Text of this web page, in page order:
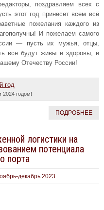
поздравляем всех с
этот год принесет всем всё
пожелания каждого из
И пожелаем самого
— пусть их мужья, отцы,
все будут живы и здоровы, и
Отечеству России!
2024 годом!
ПОДРОБНЕЕ
логистики на
потенциала
порта
декабрь 2023